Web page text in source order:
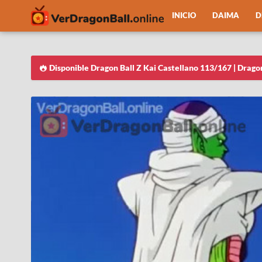
INICIO DAIMA
Disponible Dragon Ball Z Kai Castellano 113/167 |